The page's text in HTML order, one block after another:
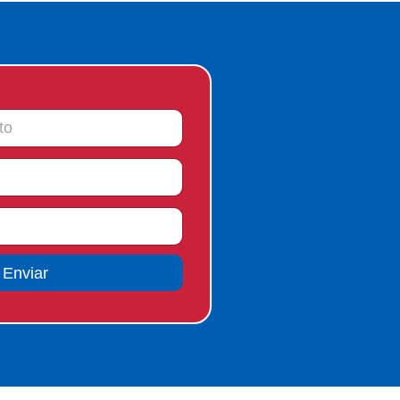
Enviar